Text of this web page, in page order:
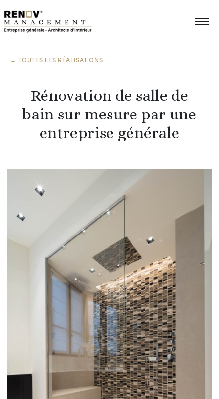
← TOUTES LES RÉALISATIONS
Rénovation de salle de
bain sur mesure par une
entreprise générale